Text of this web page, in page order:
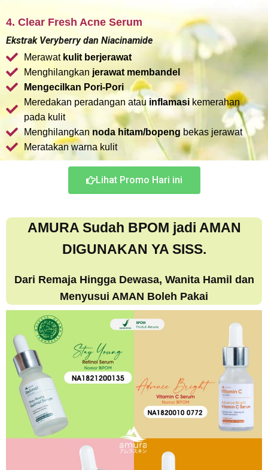
4. Clear Fresh Acne Serum
Ekstrak Veryberry dan Niacinamide
Merawat kulit berjerawat
Menghilangkan jerawat membandel
Mengecilkan Pori-Pori
Meredakan peradangan atau inflamasi kemerahan
pada kulit
Menghilangkan noda hitam/bopeng bekas jerawat
Meratakan warna kulit
Lihat Promo Hari ini
AMURA Sudah BPOM jadi AMAN
DIGUNAKAN YA SISS.
Dari Remaja Hingga Dewasa, Wanita Hamil dan
Menyusui AMAN Boleh Pakai